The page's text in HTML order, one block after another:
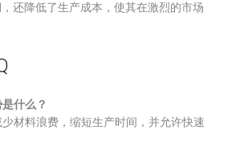
还降低了生产成本，使其在激烈的市场
什么？
材料浪费，缩短生产时间，并允许快速